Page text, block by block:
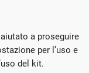
a proseguire
per l’uso e
del kit.